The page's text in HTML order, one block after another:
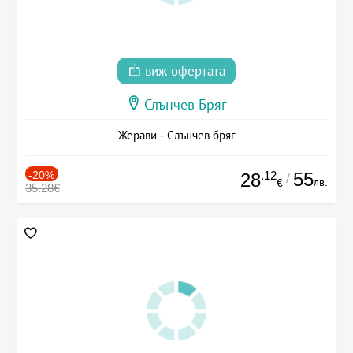
виж офертата
Слънчев Бряг
Жерави - Слънчев бряг
-20%
35.28€ 28.12
€ / 55лв.